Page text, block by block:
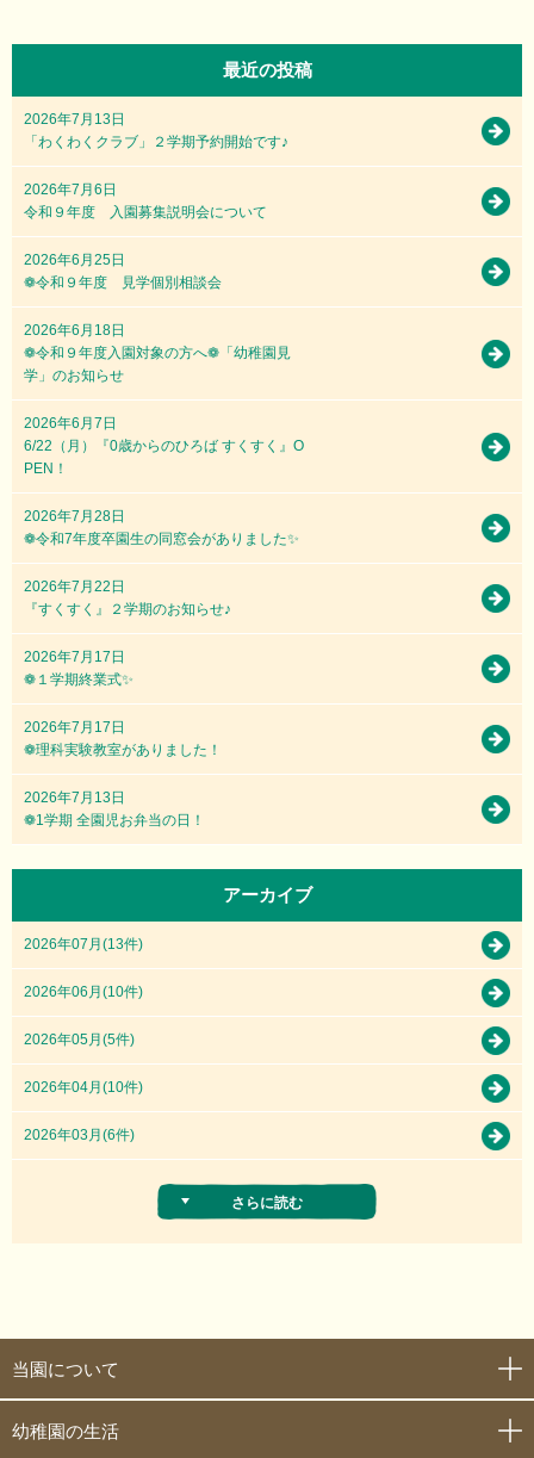
最近の投稿
2026年7月13日
「わくわくクラブ」２学期予約開始です♪
2026年7月6日
令和９年度 入園募集説明会について
2026年6月25日
❁令和９年度 見学個別相談会
2026年6月18日
❁令和９年度入園対象の方へ❁「幼稚園見
学」のお知らせ
2026年6月7日
6/22（月）『0歳からのひろば すくすく』O
PEN！
2026年7月28日
❁令和7年度卒園生の同窓会がありました✨
2026年7月22日
『すくすく』２学期のお知らせ♪
2026年7月17日
❁１学期終業式✨
2026年7月17日
❁理科実験教室がありました！
2026年7月13日
❁1学期 全園児お弁当の日！
アーカイブ
2026年07月(13件)
2026年06月(10件)
2026年05月(5件)
2026年04月(10件)
2026年03月(6件)
さらに読む
当園について
幼稚園の生活